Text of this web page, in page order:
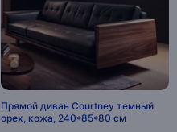
Прямой диван Courtney темный
орех, кожа, 240*85*80 см